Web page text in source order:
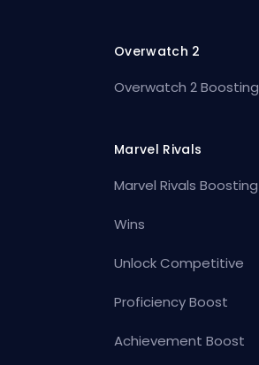
Overwatch 2
Overwatch 2 Boosting
Marvel Rivals
Marvel Rivals Boosting
Wins
Unlock Competitive
Proficiency Boost
Achievement Boost